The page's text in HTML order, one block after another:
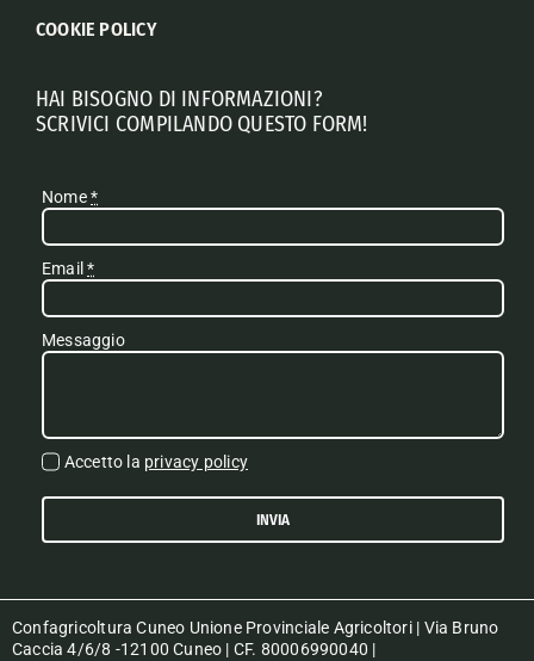
COOKIE POLICY
HAI BISOGNO DI INFORMAZIONI?
SCRIVICI COMPILANDO QUESTO FORM!
Nome*
Email*
Messaggio
Accetto la privacy policy
INVIA
Confagricoltura Cuneo Unione Provinciale Agricoltori | Via Bruno
Caccia 4/6/8 -12100 Cuneo | CF. 80006990040 |